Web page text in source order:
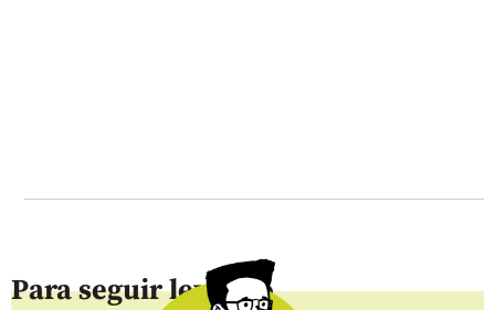
Para seguir leyendo